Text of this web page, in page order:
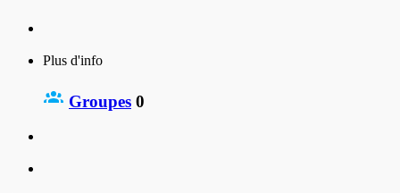
Plus d'info
Groupes 0